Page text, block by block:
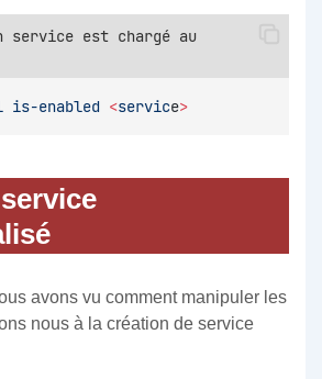
est chargé au
is-enabled <service>
avons vu comment manipuler les
nous à la création de service